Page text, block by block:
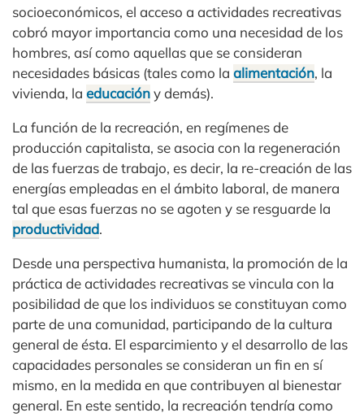
socioeconómicos, el acceso a actividades recreativas
cobró mayor importancia como una necesidad de los
hombres, así como aquellas que se consideran
necesidades básicas (tales como la alimentación, la
vivienda, la educacióny demás).
La función de la recreación, en regímenes de
producción capitalista, se asocia con la regeneración
de las fuerzas de trabajo, es decir, la re-creación de las
energías empleadas en el ámbito laboral, de manera
tal que esas fuerzas no se agoten y se resguarde la
productividad.
Desde una perspectiva humanista, la promoción de la
práctica de actividades recreativas se vincula con la
posibilidad de que los individuos se constituyan como
parte de una comunidad, participando de la cultura
general de ésta. El esparcimiento y el desarrollo de las
capacidades personales se consideran un fin en sí
mismo, en la medida en que contribuyen al bienestar
general. En este sentido, la recreación tendría como